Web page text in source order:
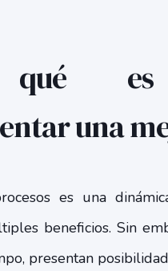
es
una
es una
beneficios. Sin
presentan